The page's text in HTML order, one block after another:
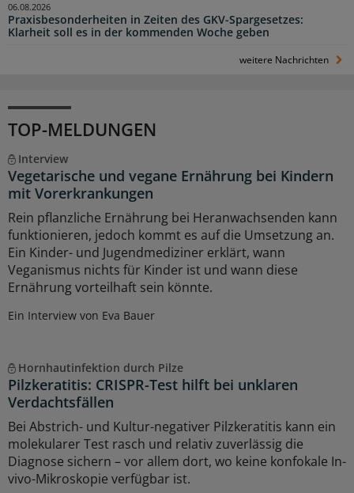
Praxisbesonderheiten in Zeiten des GKV-Spargesetzes:
Klarheit soll es in der kommenden Woche geben
06.08.2026
weitere Nachrichten
TOP-MELDUNGEN
Interview
Vegetarische und vegane Ernährung bei Kindern
mit Vorerkrankungen
Rein pflanzliche Ernährung bei Heranwachsenden kann
funktionieren, jedoch kommt es auf die Umsetzung an.
Ein Kinder- und Jugendmediziner erklärt, wann
Veganismus nichts für Kinder ist und wann diese
Ernährung vorteilhaft sein könnte.
Ein Interview von Eva Bauer
Hornhautinfektion durch Pilze
Pilzkeratitis: CRISPR-Test hilft bei unklaren
Verdachtsfällen
Bei Abstrich- und Kultur-negativer Pilzkeratitis kann ein
molekularer Test rasch und relativ zuverlässig die
Diagnose sichern – vor allem dort, wo keine konfokale In-
vivo-Mikroskopie verfügbar ist.